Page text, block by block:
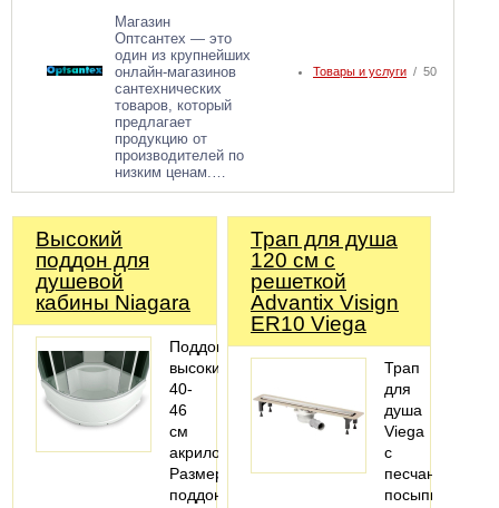
Магазин
Оптсантех — это
один из крупнейших
онлайн-магазинов
сантехнических
товаров, который
предлагает
продукцию от
производителей по
низким ценам.…
Товары и услуги / 50
Высокий
поддон для
душевой
кабины Niagara
Поддон
высокий
40-
46
см
акриловый
Размеры
поддонов
Трап для душа
120 см с
решеткой
Advantix Visign
ER10 Viega
Трап
для
душа
Viega
с
песчаной
посыпкой,